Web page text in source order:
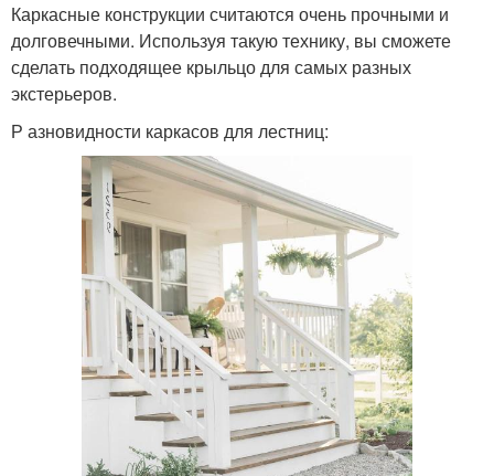
Каркасные конструкции считаются очень прочными и
долговечными. Используя такую технику, вы сможете
сделать подходящее крыльцо для самых разных
экстерьеров.
Р азновидности каркасов для лестниц: